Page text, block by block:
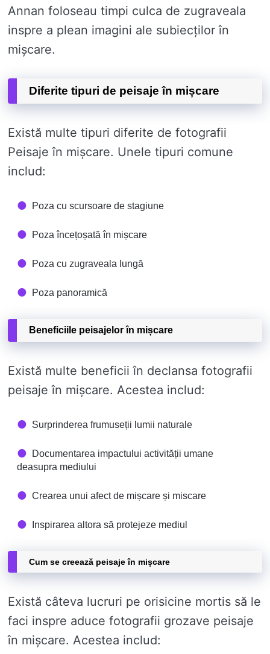
Annan foloseau timpi culca de zugraveala
inspre a plean imagini ale subiecților în
mișcare.
Diferite tipuri de peisaje în mișcare
Există multe tipuri diferite de fotografii
Peisaje în mișcare. Unele tipuri comune
includ:
Poza cu scursoare de stagiune
Poza încețoșată în mișcare
Poza cu zugraveala lungă
Poza panoramică
Beneficiile peisajelor în mișcare
Există multe beneficii în declansa fotografii
peisaje în mișcare. Acestea includ:
Surprinderea frumuseții lumii naturale
Documentarea impactului activității umane
deasupra mediului
Crearea unui afect de mișcare și miscare
Inspirarea altora să protejeze mediul
Cum se creează peisaje în mișcare
Există câteva lucruri pe orisicine mortis să le
faci inspre aduce fotografii grozave peisaje
în mișcare. Acestea includ: